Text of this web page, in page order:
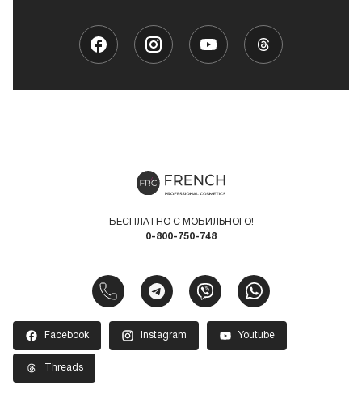
БЕСПЛАТНО С МОБИЛЬНОГО!
0-800-750-748
Facebook Instagram Youtube
Threads